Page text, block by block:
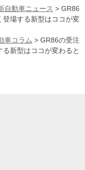
自動車ニュース > GR86
場する新型はココが変
車コラム > GR86の受注
新型はココが変わると